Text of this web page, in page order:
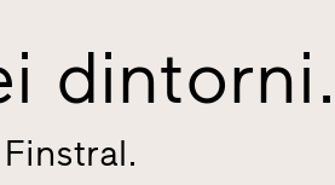
dintorni.